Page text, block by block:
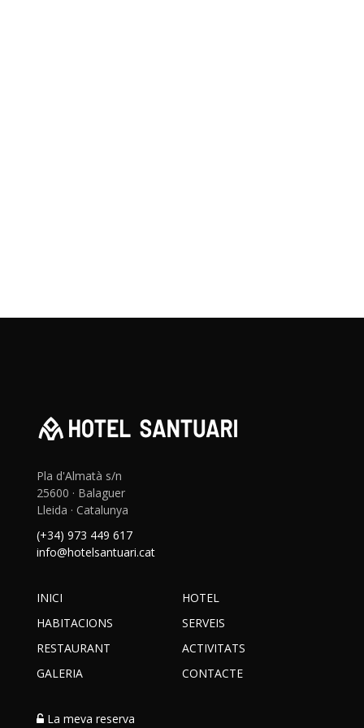
Pla d'Almatà s/n
25600 · Balaguer
Lleida · Catalunya
(+34) 973 449 617
info@hotelsantuari.cat
INICI
HOTEL
HABITACIONS
SERVEIS
RESTAURANT
ACTIVITATS
GALERIA
CONTACTE
La meva reserva